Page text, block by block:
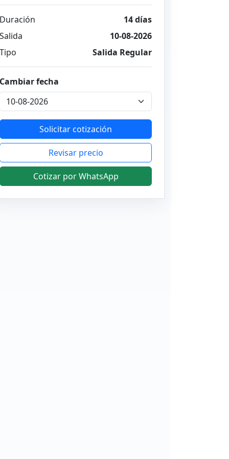
Duración
14 días
Salida
10-08-2026
Tipo
Salida Regular
Cambiar fecha
Solicitar cotización
Revisar precio
Cotizar por WhatsApp